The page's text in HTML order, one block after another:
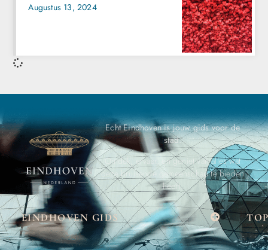
Augustus 13, 2024
EINDHOVEN GIDS
Echt Eindhoven is jouw gids voor de
stad.
Ontdek, ervaar, en geniet van alles wat
deze bruisende gemeenschap te bieden
heeft.